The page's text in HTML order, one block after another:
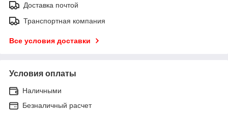
Доставка почтой
Транспортная компания
Все условия доставки
Условия оплаты
Наличными
Безналичный расчет